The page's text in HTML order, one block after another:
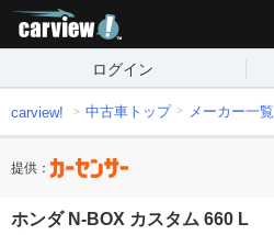
ログイン
carview! 中古車トップ メーカー一覧
提供：
ホンダ N-BOX カスタム 660 L